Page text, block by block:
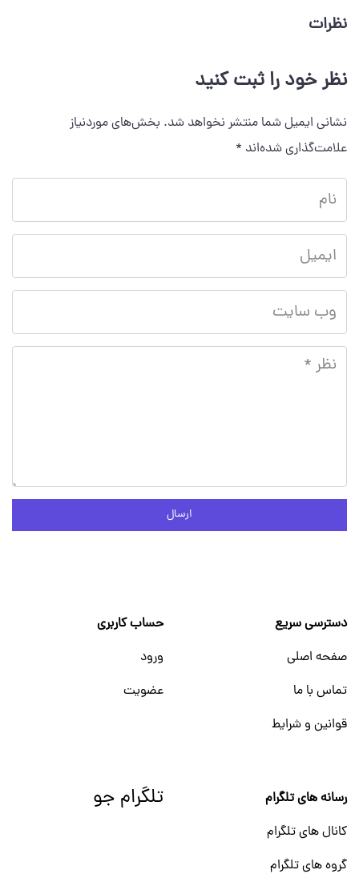
نظرات
نظر خود را ثبت کنید
نشانی ایمیل شما منتشر نخواهد شد. بخش‌های موردنیاز
علامت‌گذاری شده‌اند *
ارسال
دسترسی سریع
صفحه اصلی
تماس با ما
قوانین و شرایط
حساب کاربری
ورود
عضویت
رسانه های تلگرام
کانال های تلگرام
گروه های تلگرام
تلگرام جو